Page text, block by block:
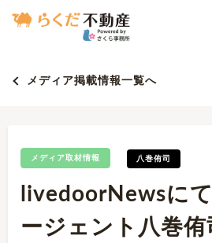
メディア掲載情報一覧へ
メディア取材情報 八巻侑司
livedoorNewsに
ージェント八巻侑